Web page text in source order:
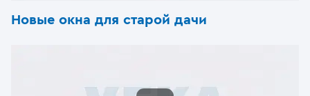
Новые окна для старой дачи